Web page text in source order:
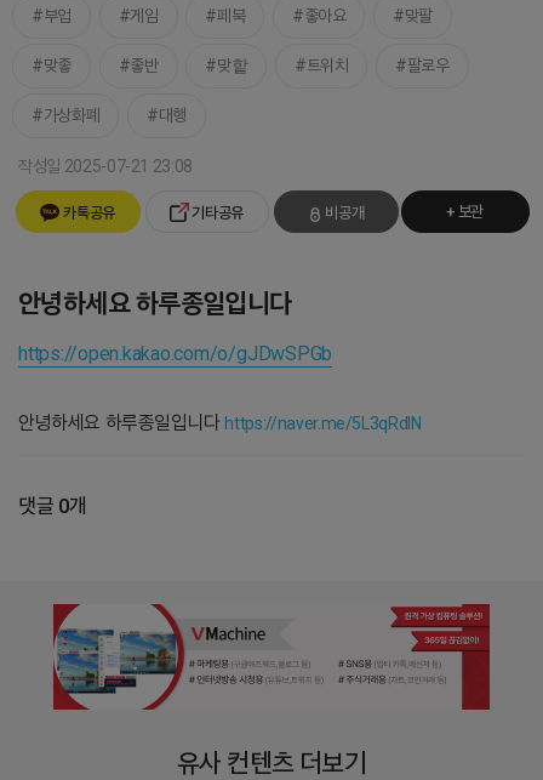
부업 게임 페북 좋아요 맞팔
맞좋 좋반 맞핱 트위치 팔로우
가상화폐 대행
작성일 2025-07-21 23:08
카톡공유 기타공유 비공개 + 보관
안녕하세요 하루종일입니다
https://open.kakao.com/o/gJDwSPGb
안녕하세요 하루종일입니다https://naver.me/5L3qRdlN
댓글 0개
유사 컨텐츠 더보기